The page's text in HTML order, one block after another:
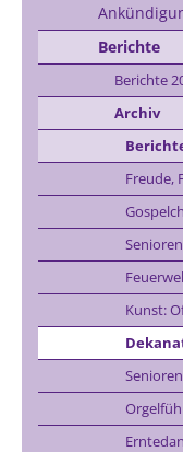
Berichte
Berichte
Archiv
Freude,
Kunst: